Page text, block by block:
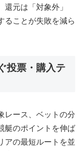
還元は「対象外」
ることが失敗を減ら
投票・購入テ
レース、ベットの分
艇のポイントを伸ば
アの最短ルートを並